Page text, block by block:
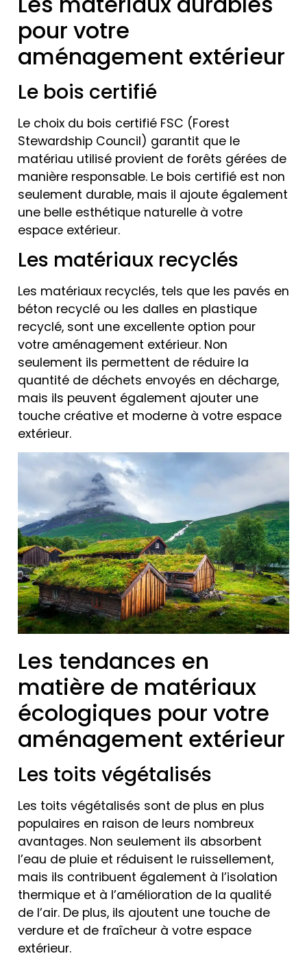
pour votre
aménagement extérieur
Le bois certifié
Le choix du bois certifié FSC (Forest
Stewardship Council) garantit que le
matériau utilisé provient de forêts gérées de
manière responsable. Le bois certifié est non
seulement durable, mais il ajoute également
une belle esthétique naturelle à votre
espace extérieur.
Les matériaux recyclés
Les matériaux recyclés, tels que les pavés en
béton recyclé ou les dalles en plastique
recyclé, sont une excellente option pour
votre aménagement extérieur. Non
seulement ils permettent de réduire la
quantité de déchets envoyés en décharge,
mais ils peuvent également ajouter une
touche créative et moderne à votre espace
extérieur.
Les tendances en
matière de matériaux
écologiques pour votre
aménagement extérieur
Les toits végétalisés
Les toits végétalisés sont de plus en plus
populaires en raison de leurs nombreux
avantages. Non seulement ils absorbent
l’eau de pluie et réduisent le ruissellement,
mais ils contribuent également à l’isolation
thermique et à l’amélioration de la qualité
de l’air. De plus, ils ajoutent une touche de
verdure et de fraîcheur à votre espace
extérieur.